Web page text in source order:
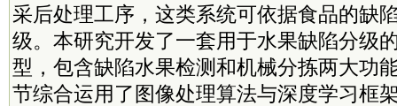
采后处理工序，这类系统可依据食品的缺
级。本研究开发了一套用于水果缺陷分级
型，包含缺陷水果检测和机械分拣两大功
节综合运用了图像处理算法与深度学习框